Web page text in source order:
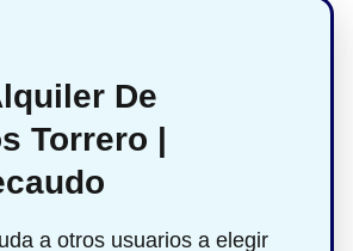
De
Torrero |
a otros usuarios a elegir